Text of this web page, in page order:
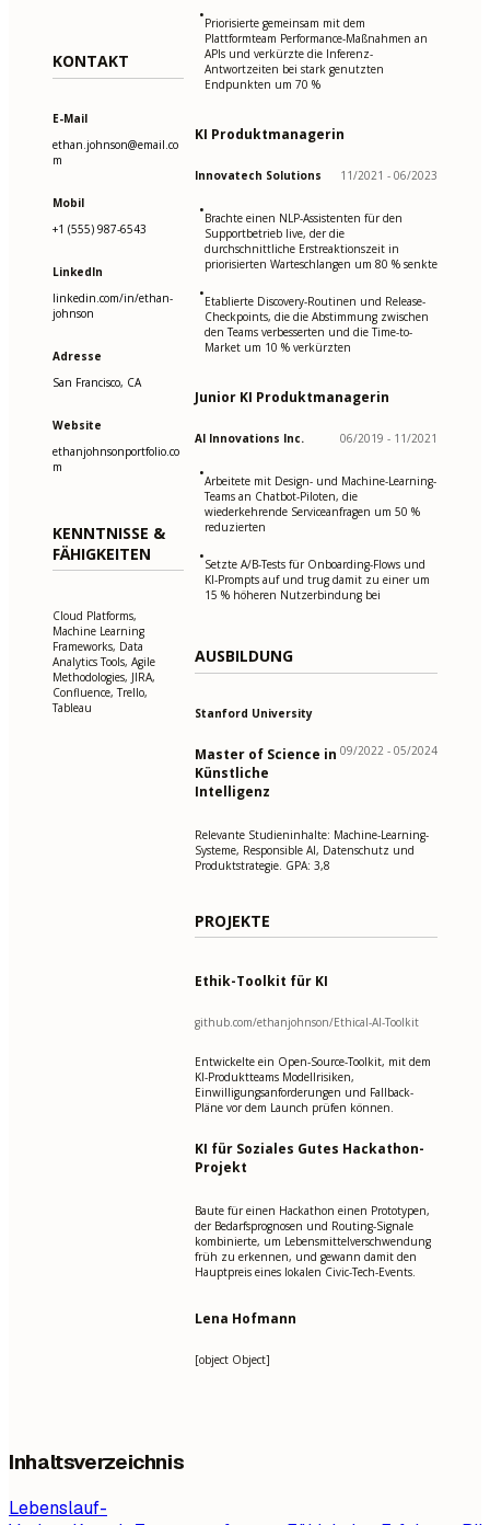
KONTAKT
E-Mail
ethan.johnson@email.co
m
Mobil
+1 (555) 987-6543
LinkedIn
linkedin.com/in/ethan-
johnson
Adresse
San Francisco, CA
Website
ethanjohnsonportfolio.co
m
KENNTNISSE &
FÄHIGKEITEN
Cloud Platforms,
Machine Learning
Frameworks, Data
Analytics Tools, Agile
Methodologies, JIRA,
Confluence, Trello,
Tableau
•Priorisierte gemeinsam mit dem
Plattformteam Performance-Maßnahmen an
APIs und verkürzte die Inferenz-
Antwortzeiten bei stark genutzten
Endpunkten um 70 %
KI Produktmanagerin
Innovatech Solutions 11/2021 - 06/2023
•Brachte einen NLP-Assistenten für den
Supportbetrieb live, der die
durchschnittliche Erstreaktionszeit in
priorisierten Warteschlangen um 80 % senkte
•Etablierte Discovery-Routinen und Release-
Checkpoints, die die Abstimmung zwischen
den Teams verbesserten und die Time-to-
Market um 10 % verkürzten
Junior KI Produktmanagerin
AI Innovations Inc. 06/2019 - 11/2021
•Arbeitete mit Design- und Machine-Learning-
Teams an Chatbot-Piloten, die
wiederkehrende Serviceanfragen um 50 %
reduzierten
•Setzte A/B-Tests für Onboarding-Flows und
KI-Prompts auf und trug damit zu einer um
15 % höheren Nutzerbindung bei
AUSBILDUNG
Stanford University
Master of Science in
Künstliche
Intelligenz
09/2022 - 05/2024
Relevante Studieninhalte: Machine-Learning-
Systeme, Responsible AI, Datenschutz und
Produktstrategie. GPA: 3,8
PROJEKTE
Ethik-Toolkit für KI
github.com/ethanjohnson/Ethical-AI-Toolkit
Entwickelte ein Open-Source-Toolkit, mit dem
KI-Produktteams Modellrisiken,
Einwilligungsanforderungen und Fallback-
Pläne vor dem Launch prüfen können.
KI für Soziales Gutes Hackathon-
Projekt
Baute für einen Hackathon einen Prototypen,
der Bedarfsprognosen und Routing-Signale
kombinierte, um Lebensmittelverschwendung
früh zu erkennen, und gewann damit den
Hauptpreis eines lokalen Civic-Tech-Events.
Lena Hofmann
[object Object]
Inhaltsverzeichnis
Lebenslauf-